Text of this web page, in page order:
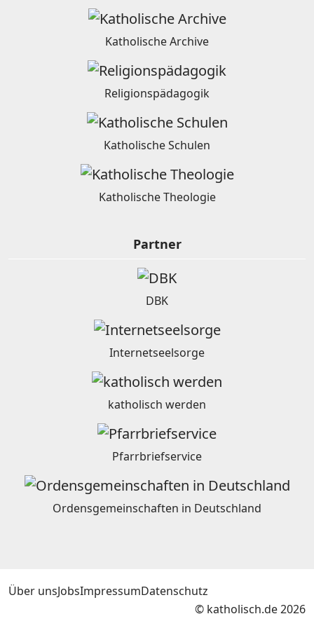
Katholische Archive
Religionspädagogik
Katholische Schulen
Katholische Theologie
Partner
DBK
Internetseelsorge
katholisch werden
Pfarrbriefservice
Ordensgemeinschaften in Deutschland
Über unsJobsImpressumDatenschutz
© katholisch.de 2026